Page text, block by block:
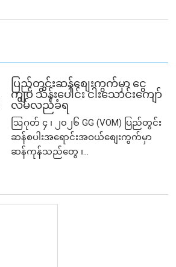
ပြည်တွင်းဆန်စျေးကွက်မှာ ငွေ
ကျပ် သိန်းပေါင်း ငါး​သောင်းကျော်
လိမ်လည်ခံရ
ဩဂုတ် ၄ ၊ ၂၀၂၆ GG (VOM) ပြည်တွင်း
ဆန်စပါးအရောင်းအဝယ်စျေးကွက်မှာ
ဆန်ကုန်သည်တွေ ၊...